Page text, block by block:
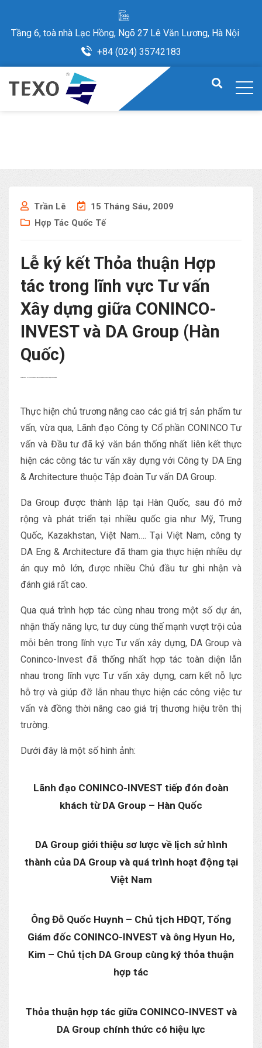
Tầng 6, toà nhà Lạc Hồng, Ngõ 27 Lê Văn Lương, Hà Nội
+84 (024) 35742183
Trần Lê
15 Tháng Sáu, 2009
Hợp Tác Quốc Tế
Lễ ký kết Thỏa thuận Hợp
tác trong lĩnh vực Tư vấn
Xây dựng giữa CONINCO-
INVEST và DA Group (Hàn
Quốc)
Thực hiện chủ trương nâng cao các giá trị sản phẩm tư
vấn, vừa qua, Lãnh đạo Công ty Cổ phần CONINCO Tư
vấn và Đầu tư đã ký văn bản thống nhất liên kết thực
hiện các công tác tư vấn xây dựng với Công ty DA Eng
& Architecture thuộc Tập đoàn Tư vấn DA Group.
Da Group được thành lập tại Hàn Quốc, sau đó mở
rộng và phát triển tại nhiều quốc gia như Mỹ, Trung
Quốc, Kazakhstan, Việt Nam…. Tại Việt Nam, công ty
DA Eng & Architecture đã tham gia thực hiện nhiều dự
án quy mô lớn, được nhiều Chủ đầu tư ghi nhận và
đánh giá rất cao.
Qua quá trình hợp tác cùng nhau trong một số dự án,
nhận thấy năng lực, tư duy cùng thế mạnh vượt trội của
mỗi bên trong lĩnh vực Tư vấn xây dựng, DA Group và
Coninco-Invest đã thống nhất hợp tác toàn diện lẫn
nhau trong lĩnh vực Tư vấn xây dựng, cam kết nỗ lực
hỗ trợ và giúp đỡ lẫn nhau thực hiện các công việc tư
vấn và đồng thời nâng cao giá trị thương hiệu trên thị
trường.
Dưới đây là một số hình ảnh:
Lãnh đạo CONINCO-INVEST tiếp đón đoàn
khách từ DA Group – Hàn Quốc
DA Group giới thiệu sơ lược về lịch sử hình
thành của DA Group và quá trình hoạt động tại
Việt Nam
Ông Đỗ Quốc Huynh – Chủ tịch HĐQT, Tổng
Giám đốc CONINCO-INVEST và ông Hyun Ho,
Kim – Chủ tịch DA Group cùng ký thỏa thuận
hợp tác
Thỏa thuận hợp tác giữa CONINCO-INVEST và
DA Group chính thức có hiệu lực